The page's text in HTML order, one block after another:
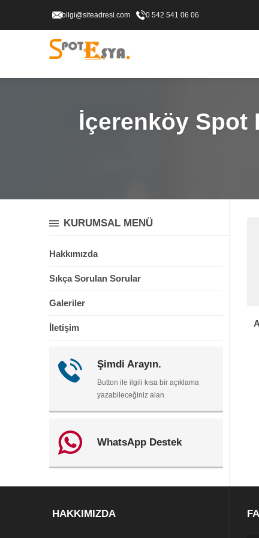
bilgi@siteadresi.com 0 542 541 06 06
İçerenköy Spot
KURUMSAL MENÜ
Hakkımızda
Sıkça Sorulan Sorular
Galeriler
İletişim
Şimdi Arayın.
Button ile ilgili kısa bir açıklama
yazabileceğiniz alan
WhatsApp Destek
HAKKIMIZDA